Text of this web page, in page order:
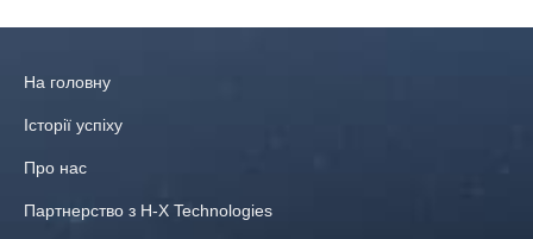
На головну
Історії успіху
Про нас
Партнерство з H-X Technologies